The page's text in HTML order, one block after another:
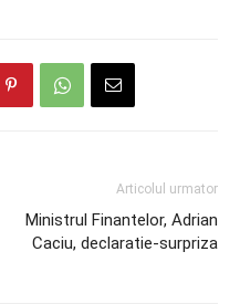
Articolul urmator
Ministrul Finantelor, Adrian
Caciu, declaratie-surpriza